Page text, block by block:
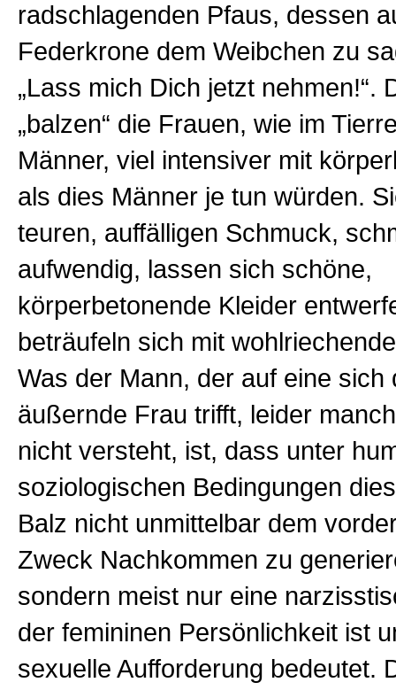
radschlagenden Pfaus, dessen
Federkrone dem Weibchen zu
„Lass mich Dich jetzt nehmen!“.
„balzen“ die Frauen, wie im
Männer, viel intensiver mit
als dies Männer je tun würden.
teuren, auffälligen Schmuck,
aufwendig, lassen sich schöne,
körperbetonende Kleider
beträufeln sich mit
Was der Mann, der auf eine sich
äußernde Frau trifft, leider
nicht versteht, ist, dass unter
soziologischen Bedingungen
Balz nicht unmittelbar dem
Zweck Nachkommen zu
sondern meist nur eine
der femininen Persönlichkeit ist
sexuelle Aufforderung bedeutet.